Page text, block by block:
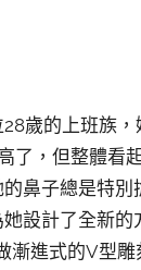
歲的上班族
了，但整體看
鼻子總是特
設計了全新
進式的V型